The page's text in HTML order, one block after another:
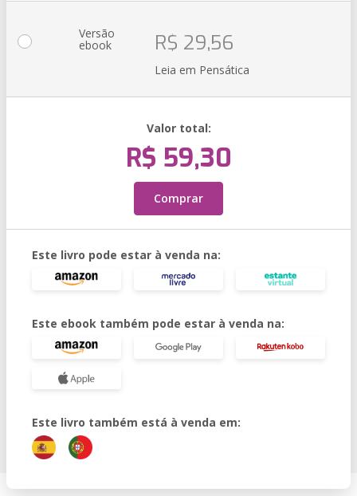
Versão
ebook R$ 29,56
Leia em Pensática
Valor total:
R$ 59,30
Comprar
Este livro pode estar à venda na:
Este ebook também pode estar à venda na:
Este livro também está à venda em: